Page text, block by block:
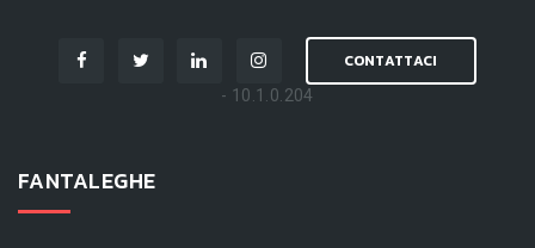
CONTATTACI
- 10.1.0.204
FANTALEGHE